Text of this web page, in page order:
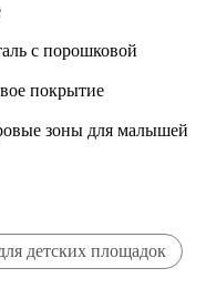
с порошковой
покрытие
зоны для малышей
детских площадок